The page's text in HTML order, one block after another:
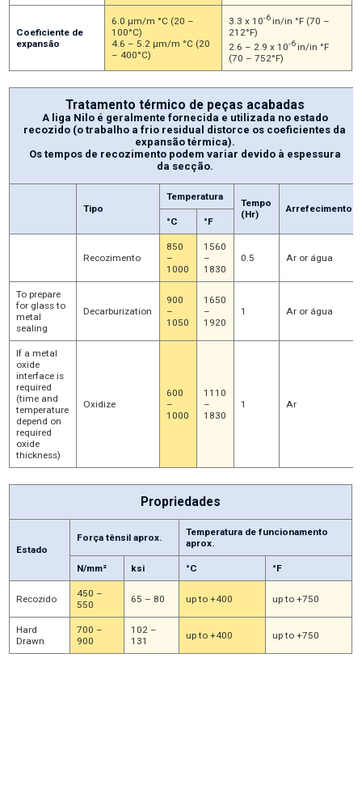
Coeficiente de
expansão
6.0 µm/m °C (20 –
100°C)
4.6 – 5.2 µm/m °C (20
– 400°C)
3.3 x 10-6in/in °F (70 –
212°F)
2.6 – 2.9 x 10-6in/in °F
(70 – 752°F)
Tratamento térmico de peças acabadas
A liga Nilo é geralmente fornecida e utilizada no estado
recozido (o trabalho a frio residual distorce os coeficientes da
expansão térmica).
Os tempos de recozimento podem variar devido à espessura
da secção.
Tipo
Temperatura
Tempo
(Hr)
Arrefecimento
°C
°F
Recozimento
850
–
1000
1560
–
1830
0.5 Ar or água
To prepare
for glass to
metal
sealing
Decarburization
900
–
1050
1650
–
1920
1 Ar or água
If a metal
oxide
interface is
required
(time and
temperature
depend on
required
oxide
thickness)
Oxidize
600
–
1000
1110
–
1830
1 Ar
Propriedades
Estado
Força tênsil aprox.
Temperatura de funcionamento
aprox.
N/mm² ksi °C °F
Recozido
450 –
550
65 – 80 up to +400 up to +750
Hard
Drawn
700 –
900
102 –
131
up to +400 up to +750